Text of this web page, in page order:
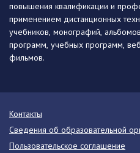
повышения квалификации и
применением дистанционных
учебников, монографий,
программ, учебных программ,
фильмов.
Контакты
Сведения об образовательной
Пользовательское соглашение